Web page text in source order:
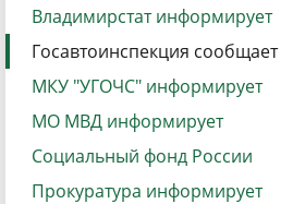
Владимирстат информирует
Госавтоинспекция сообщает
МКУ "УГОЧС" информирует
МО МВД информирует
Социальный фонд России
Прокуратура информирует